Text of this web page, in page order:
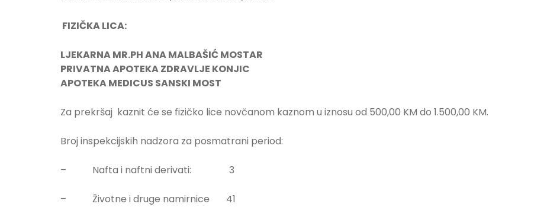
FIZIČKA LICA:
LJEKARNA MR.PH ANA MALBAŠIĆ MOSTAR
PRIVATNA APOTEKA ZDRAVLJE KONJIC
APOTEKA MEDICUS SANSKI MOST
Za prekršaj kaznit će se fizičko lice novčanom kaznom u iznosu od 500,00 KM do 1.500,00 KM.
Broj inspekcijskih nadzora za posmatrani period:
– Nafta i naftni derivati: 3
– Životne i druge namirnice 41